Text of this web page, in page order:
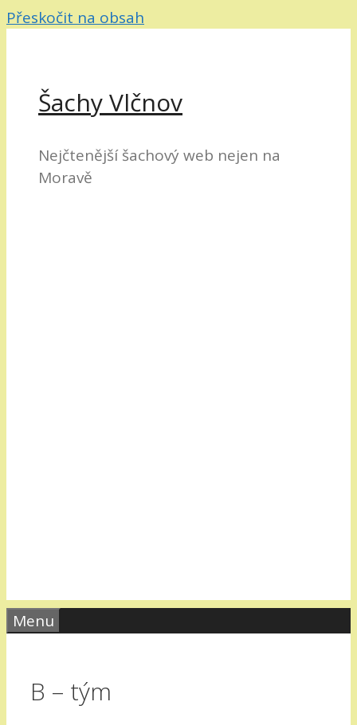
Přeskočit na obsah
Šachy Vlčnov
Nejčtenější šachový web nejen na
Moravě
Menu
B – tým